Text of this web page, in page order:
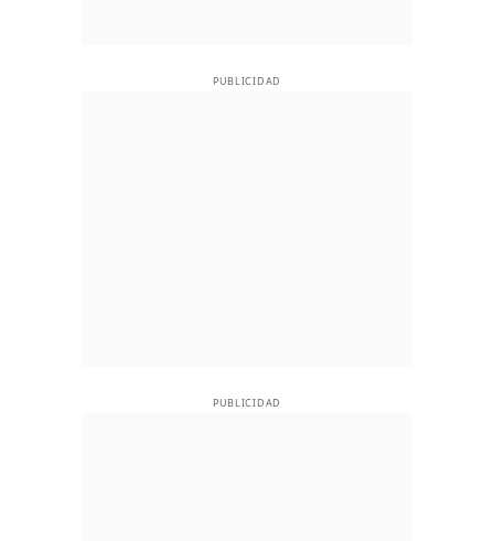
PUBLICIDAD
PUBLICIDAD